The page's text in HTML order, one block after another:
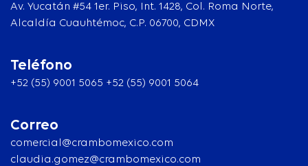
Av. Yucatán #54 1er. Piso, Int. 1428, Col. Roma Norte,
Alcaldía Cuauhtémoc, C.P. 06700, CDMX
Teléfono
+52 (55) 9001 5065 +52 (55) 9001 5064
Correo
comercial@crambomexico.com
claudia.gomez@crambomexico.com